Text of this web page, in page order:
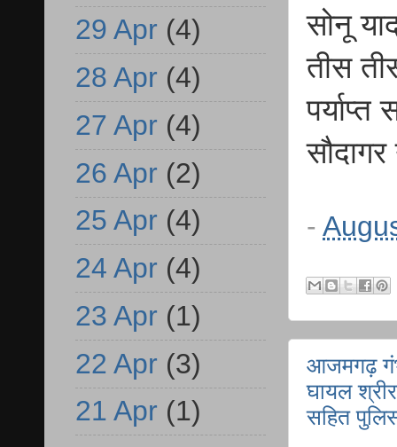
सोनू
तीस
-
आजमगढ़
घायल
सहित
29 Apr (4)
28 Apr (4)
27 Apr (4)
26 Apr (2)
25 Apr (4)
24 Apr (4)
23 Apr (1)
22 Apr (3)
21 Apr (1)